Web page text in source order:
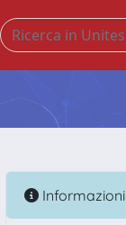
Informazioni